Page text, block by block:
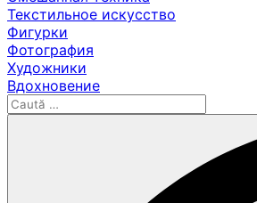
Текстильное искусство
Фигурки
Фотография
Художники
Вдохновение